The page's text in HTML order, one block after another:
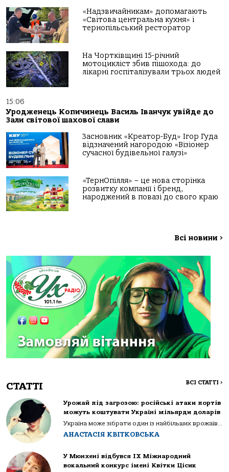
«Надзвичайникам» допомагають
«Світова центральна кухня» і
тернопільський ресторатор
На Чортківщині 15-річний
мотоцикліст збив пішохода: до
лікарні госпіталізували трьох людей
15:06
Уродженець Копичинець Василь Іванчук увійде до
Зали світової шахової слави
Засновник «Креатор-Буд» Ігор Гуда
відзначений нагородою «Візіонер
сучасної будівельної галузі»
«ТернОпілля» – це нова сторінка
розвитку компанії і бренд,
народжений в повазі до свого краю
Всі новини >
СТАТТІ ВСІ СТАТТІ >
Урожай під загрозою: російські атаки портів
можуть коштувати Україні мільярди доларів
Україна може зібрати один із найбільших врожаїв...
АНАСТАСІЯ КВІТКОВСЬКА
У Мюнхені відбувся IX Міжнародний
вокальний конкурс імені Квітки Цісик